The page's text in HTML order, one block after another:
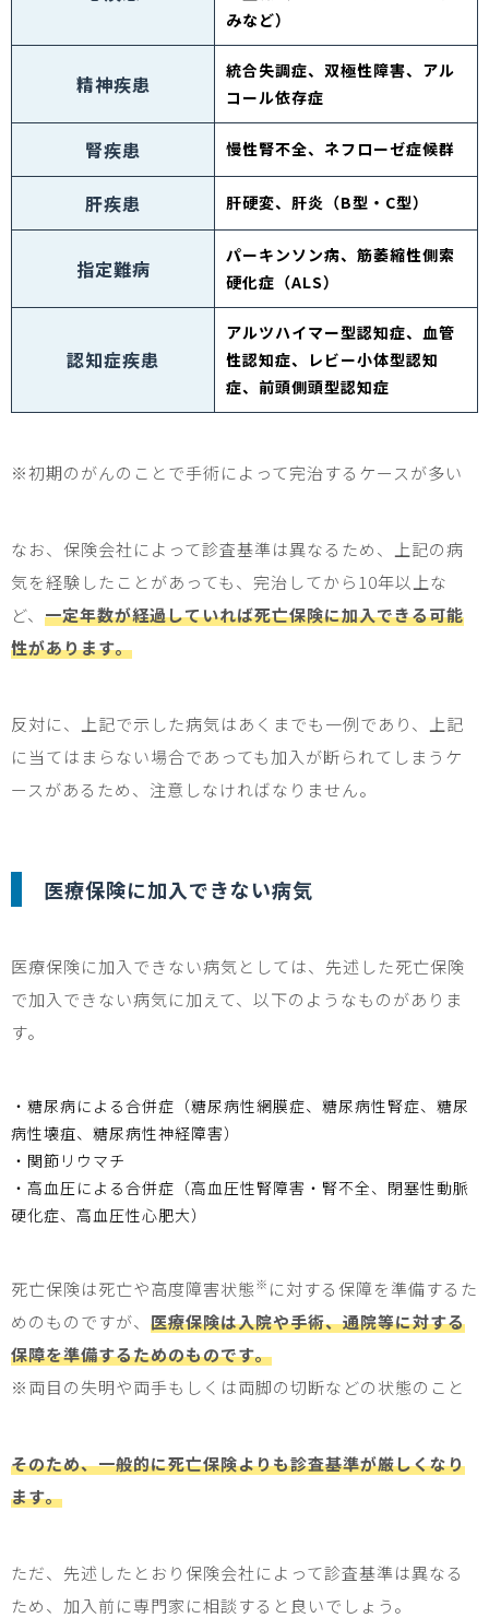
みなど）
精神疾患
統合失調症、双極性障害、アル
コール依存症
腎疾患 慢性腎不全、ネフローゼ症候群
肝疾患 肝硬変、肝炎（B型・ C型）
指定難病
パーキンソン病、筋萎縮性側索
硬化症（ALS）
認知症疾患
アルツハイマー型認知症、血管
性認知症、レビー小体型認知
症、前頭側頭型認知症
※初期のがんのことで手術によって完治するケースが多い
なお、保険会社によって診査基準は異なるため、上記の病
気を経験したことがあっても、完治してから 10年以上な
ど、 一定年数が経過していれば死亡保険に加入できる可能
性があります。
反対に、上記で示した病気はあくまでも一例であり、上記
に当てはまらない場合であっても加入が断られてしまうケ
ースがあるため、注意しなければなりません。
医療保険に加入できない病気
医療保険に加入できない病気としては、先述した死亡保険
で加入できない病気に加えて、以下のようなものがありま
す。
・糖尿病による合併症（糖尿病性網膜症、糖尿病性腎症、糖尿
病性壊疽、糖尿病性神経障害）
・関節リウマチ
・高血圧による合併症（高血圧性腎障害・腎不全、閉塞性動脈
硬化症、高血圧性心肥大）
死亡保険は死亡や高度障害状態※ に対する保障を準備するた
めのものですが、 医療保険は入院や手術、通院等に対する
保障を準備するためのものです。
※両目の失明や両手もしくは両脚の切断などの状態のこと
そのため、一般的に死亡保険よりも診査基準が厳しくなり
ます。
ただ、先述したとおり保険会社によって診査基準は異なる
ため、加入前に専門家に相談すると良いでしょう。